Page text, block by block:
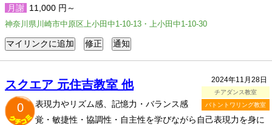
月謝 11,000 円～
神奈川県川崎市中原区上小田中1-10-13・上小田中1-10-30
2024年11月28日
チアダンス教室
バトントワリング教室
スクエア 元住吉教室 他
0
表現力やリズム感、記憶力・バランス感
覚・敏捷性・協調性・自主性を学びながら自己表現力を身に